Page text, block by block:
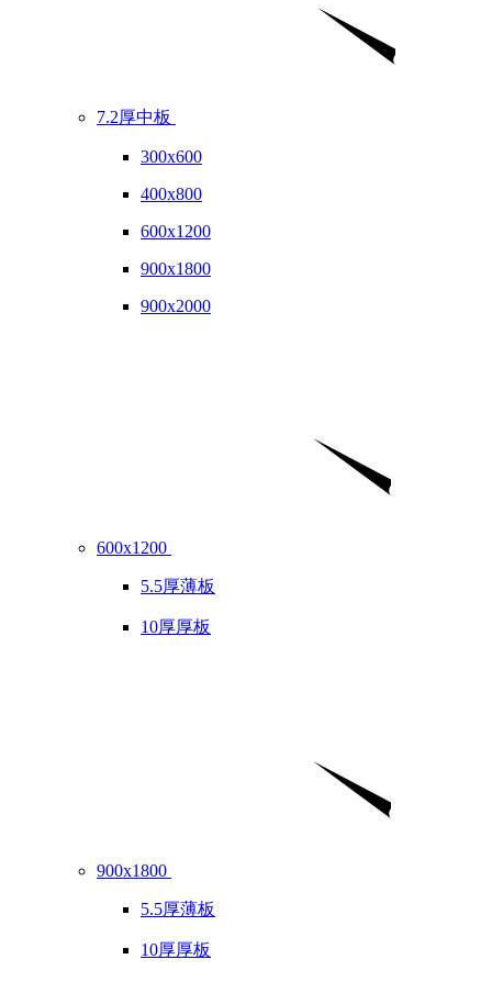
7.2厚中板
300x600
400x800
600x1200
900x1800
900x2000
600x1200
5.5厚薄板
10厚厚板
900x1800
5.5厚薄板
10厚厚板